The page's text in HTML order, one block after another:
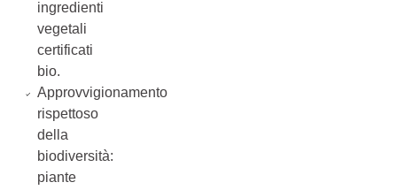
ingredienti
vegetali
certificati
bio.
Approvvigionamento
rispettoso
della
biodiversità:
piante